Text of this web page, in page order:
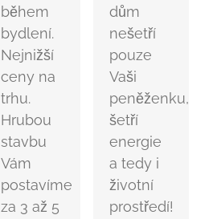
během
bydlení.
Nejnižší
ceny na
trhu.
Hrubou
stavbu
Vám
postavíme
za 3 až 5
dům
nešetří
pouze
Vaši
peněženku,
šetří
energie
a tedy i
životní
prostředí!